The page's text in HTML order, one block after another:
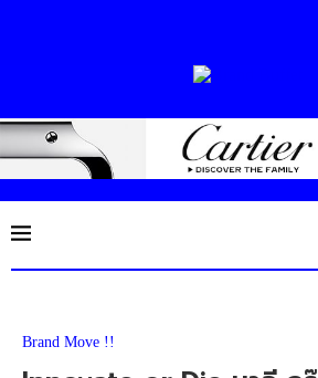
Brand Move !!